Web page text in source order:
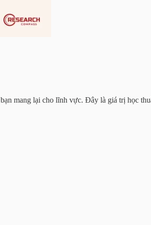
mang lại cho lĩnh vực. Đây là giá trị học